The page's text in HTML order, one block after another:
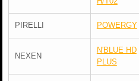
PIRELLI POWERGY
NEXEN
N'BLUE HD
PLUS